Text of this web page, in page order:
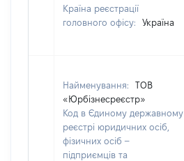
Країна реєстрації
головного офісу:
Україна
Найменування:
ТОВ
«Юрбізнесреєстр»
Код в Єдиному державному
реєстрі юридичних осіб,
фізичних осіб –
підприємців та